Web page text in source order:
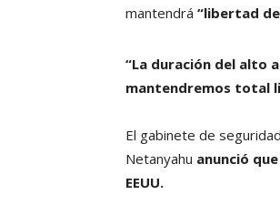
mantendrá “libertad
“La duración del alto
mantendremos total
El gabinete de
Netanyahu anunció
EEUU.